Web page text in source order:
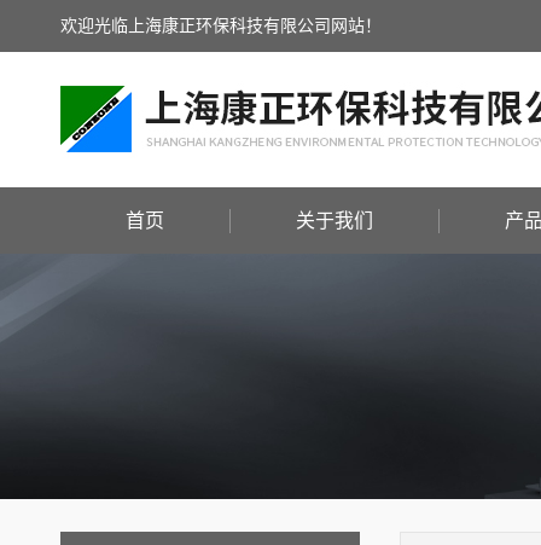
欢迎光临上海康正环保科技有限公司网站！
首页 关于我们 产